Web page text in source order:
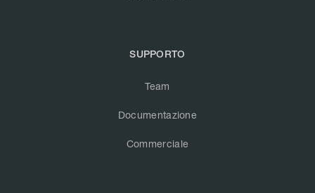
SUPPORTO
Team
Documentazione
Commerciale